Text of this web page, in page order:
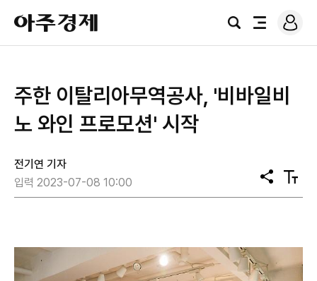
아
주
경
검
전
로
그
주한 이탈리아무역공사, '비바일비
노 와인 프로모션' 시작
전기연 기자
입력 2023-07-08 10:00
공
유
텍
스